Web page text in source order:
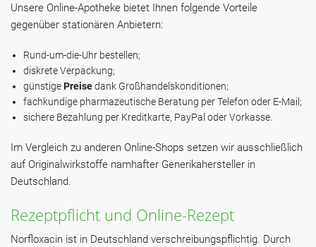
Unsere Online-Apotheke bietet Ihnen folgende Vorteile
gegenüber stationären Anbietern:
Rund-um-die-Uhr bestellen;
diskrete Verpackung;
günstigePreisedank Großhandelskonditionen;
fachkundige pharmazeutische Beratung per Telefon oder E-Mail;
sichere Bezahlung per Kreditkarte, PayPal oder Vorkasse.
Im Vergleich zu anderen Online-Shops setzen wir ausschließlich
auf Originalwirkstoffe namhafter Generikahersteller in
Deutschland.
Rezeptpflicht und Online-Rezept
Norfloxacin ist in Deutschland verschreibungspflichtig. Durch